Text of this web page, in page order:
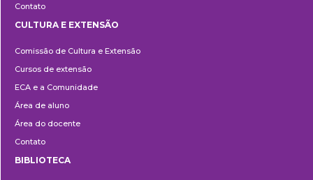
Contato
e
Extensão
CULTURA E EXTENSÃO
Comissão de Cultura e Extensão
Cursos de extensão
ECA e a Comunidade
Área de aluno
Área do docente
Contato
BIBLIOTECA